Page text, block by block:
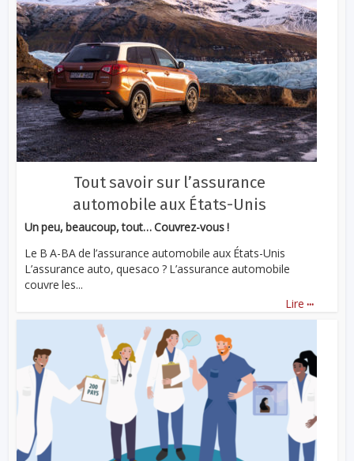
Tout savoir sur l’assurance
automobile aux États-Unis
Un peu, beaucoup, tout… Couvrez-vous !
Le B A-BA de l’assurance automobile aux États-Unis
L’assurance auto, quesaco ? L’assurance automobile
couvre les...
Lire ...